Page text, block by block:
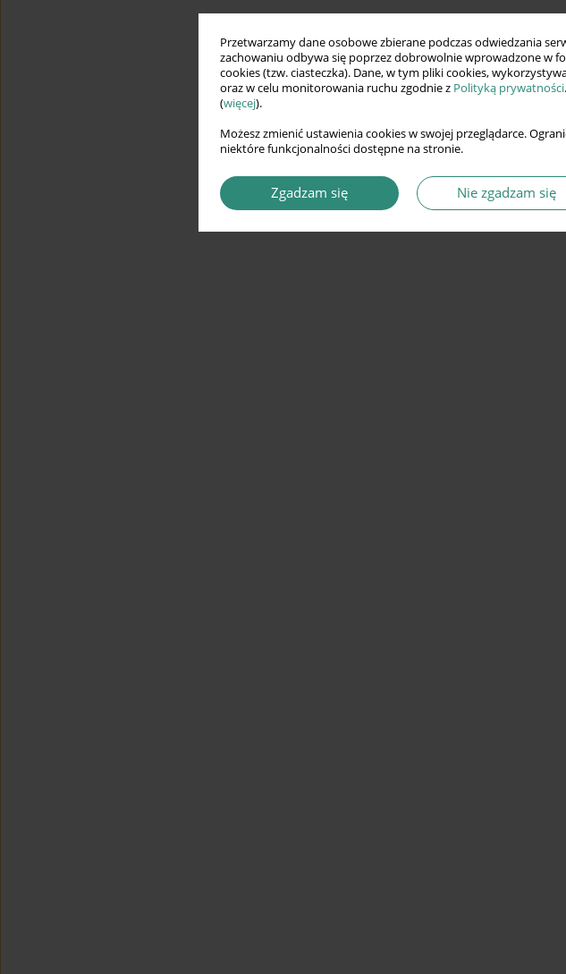
Przetwarzamy dane osobowe zbierane podczas odwiedzania
zachowaniu odbywa się poprzez dobrowolnie wprowadzone w
cookies (tzw. ciasteczka). Dane, w tym pliki cookies,
oraz w celu monitorowania ruchu zgodnie z Polityką prywatności
(więcej).
Możesz zmienić ustawienia cookies w swojej przeglądarce.
niektóre funkcjonalności dostępne na stronie.
Zgadzam się Nie zgadzam się